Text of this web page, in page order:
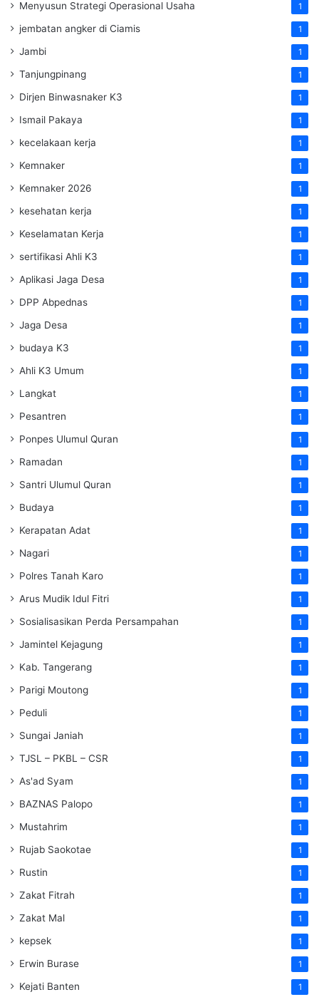
Menyusun Strategi Operasional Usaha 1
jembatan angker di Ciamis 1
Jambi 1
Tanjungpinang 1
Dirjen Binwasnaker K3 1
Ismail Pakaya 1
kecelakaan kerja 1
Kemnaker 1
Kemnaker 2026 1
kesehatan kerja 1
Keselamatan Kerja 1
sertifikasi Ahli K3 1
Aplikasi Jaga Desa 1
DPP Abpednas 1
Jaga Desa 1
budaya K3 1
Ahli K3 Umum 1
Langkat 1
Pesantren 1
Ponpes Ulumul Quran 1
Ramadan 1
Santri Ulumul Quran 1
Budaya 1
Kerapatan Adat 1
Nagari 1
Polres Tanah Karo 1
Arus Mudik Idul Fitri 1
Sosialisasikan Perda Persampahan 1
Jamintel Kejagung 1
Kab. Tangerang 1
Parigi Moutong 1
Peduli 1
Sungai Janiah 1
TJSL – PKBL – CSR 1
As'ad Syam 1
BAZNAS Palopo 1
Mustahrim 1
Rujab Saokotae 1
Rustin 1
Zakat Fitrah 1
Zakat Mal 1
kepsek 1
Erwin Burase 1
Kejati Banten 1